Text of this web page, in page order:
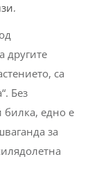
другите
са
Без
билка, едно е
за